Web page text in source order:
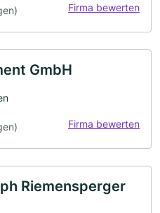
Firma bewerten
GmbH
Firma bewerten
Riemensperger